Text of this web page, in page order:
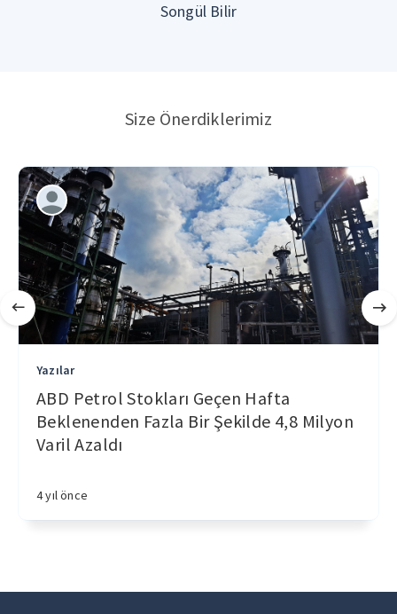
Songül Bilir
Size Önerdiklerimiz
Yazılar
ABD Petrol Stokları Geçen Hafta
Beklenenden Fazla Bir Şekilde 4,8 Milyon
Varil Azaldı
4 yıl önce